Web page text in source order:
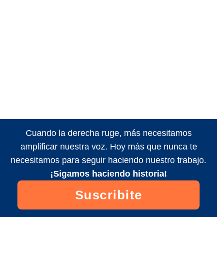
Cuando la derecha ruge, más necesitamos
amplificar nuestra voz. Hoy más que nunca te
necesitamos para seguir haciendo nuestro trabajo.
¡Sigamos haciendo historia!
Suscribite